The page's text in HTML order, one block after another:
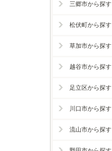
三郷市から探す
松伏町から探す
草加市から探す
越谷市から探す
足立区から探す
川口市から探す
流山市から探す